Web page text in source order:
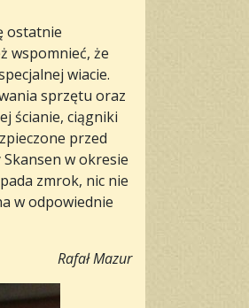
ostatnie
wspomnieć, że
wiacie.
sprzętu oraz
ścianie, ciągniki
przed
Skansen w okresie
zmrok, nic nie
w odpowiednie
Rafał Mazur